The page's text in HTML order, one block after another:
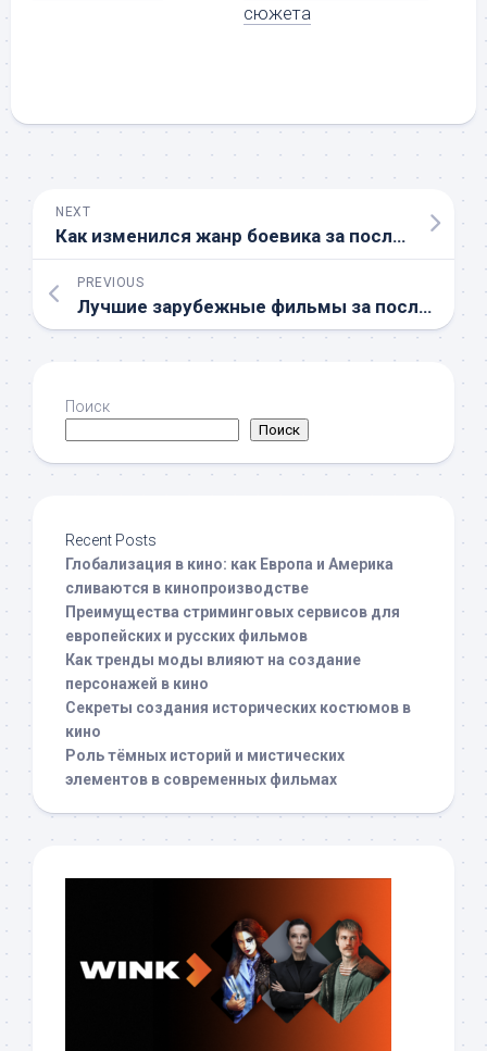
сюжета
NEXT
Как изменился жанр боевика за последние 30 лет
PREVIOUS
Лучшие зарубежные фильмы за последние 5 лет
Поиск
Поиск
Recent Posts
Глобализация в кино: как Европа и Америка
сливаются в кинопроизводстве
Преимущества стриминговых сервисов для
европейских и русских фильмов
Как тренды моды влияют на создание
персонажей в кино
Секреты создания исторических костюмов в
кино
Роль тёмных историй и мистических
элементов в современных фильмах